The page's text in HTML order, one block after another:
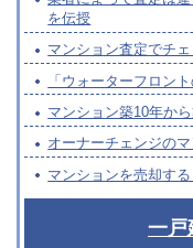
を伝授
マンション査定でチ
「ウォーターフロン
マンション築10年か
オーナーチェンジの
マンションを売却す
一戸